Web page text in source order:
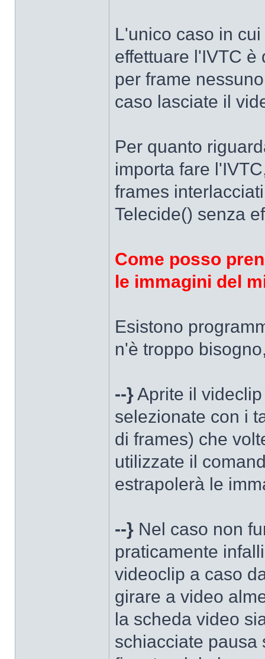
L'unico caso in
effettuare l'IVTC
per frame
caso lasciate il
Per quanto
importa fare
frames
Telecide() senza
Come posso
le immagini del
Esistono
n'è troppo
--}Aprite il
selezionate con i
di frames) che
utilizzate il
estrapolerà le
--} Nel caso non
praticamente
videoclip a caso
girare a video
la scheda video
schiacciate pausa